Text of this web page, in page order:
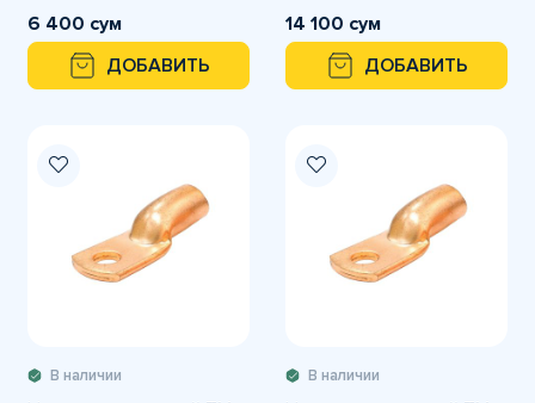
6 400 сум
ДОБАВИТЬ
14 100 сум
ДОБАВИТЬ
В наличии В наличии